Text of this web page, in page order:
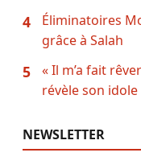
4
Éliminatoires
grâce à Salah
5
« Il m’a fait
révèle son idole
NEWSLETTER